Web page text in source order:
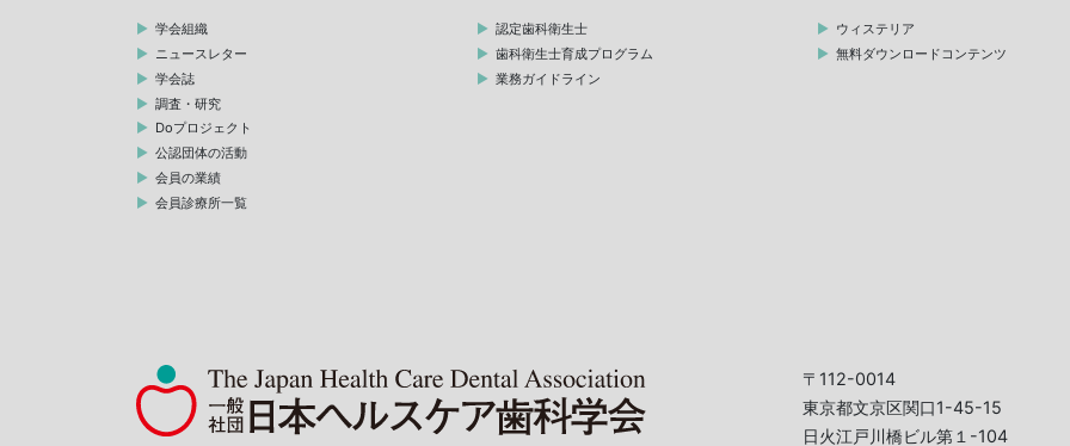
学会組織
ニュースレター
学会誌
調査・研究
Doプロジェクト
公認団体の活動
会員の業績
会員診療所一覧
認定歯科衛生士
歯科衛生士育成プログラム
業務ガイドライン
ウィステリア
無料ダウンロードコンテンツ
〒112-0014
東京都文京区関口1-45-15
日火江戸川橋ビル第１-104